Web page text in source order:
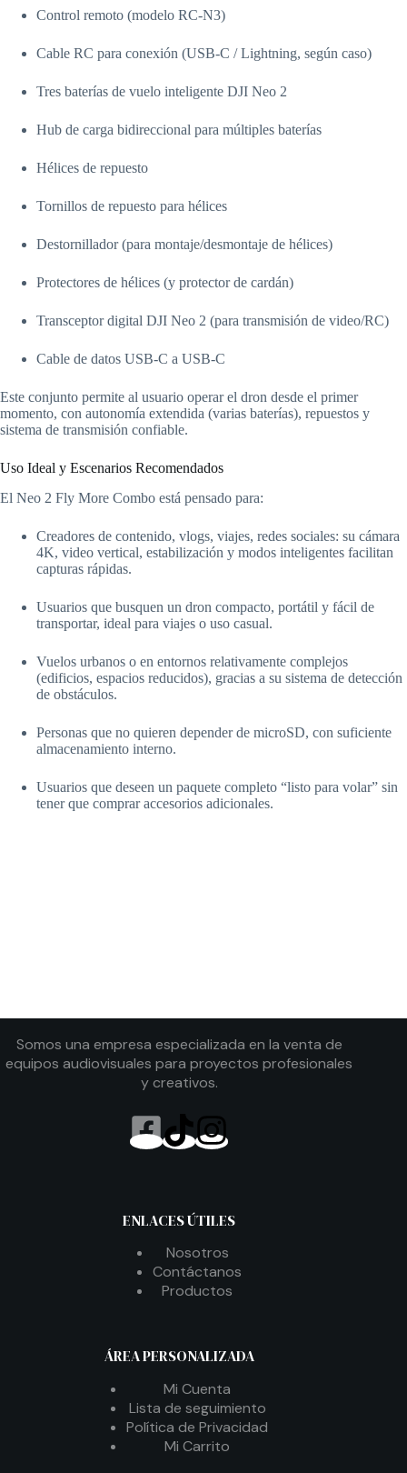
Control remoto (modelo RC-N3)
Cable RC para conexión (USB-C / Lightning, según caso)
Tres baterías de vuelo inteligente DJI Neo 2
Hub de carga bidireccional para múltiples baterías
Hélices de repuesto
Tornillos de repuesto para hélices
Destornillador (para montaje/desmontaje de hélices)
Protectores de hélices (y protector de cardán)
Transceptor digital DJI Neo 2 (para transmisión de video/RC)
Cable de datos USB-C a USB-C
Este conjunto permite al usuario operar el dron desde el primer
momento, con autonomía extendida (varias baterías), repuestos y
sistema de transmisión confiable.
Uso Ideal y Escenarios Recomendados
El Neo 2 Fly More Combo está pensado para:
Creadores de contenido, vlogs, viajes, redes sociales: su cámara
4K, video vertical, estabilización y modos inteligentes facilitan
capturas rápidas.
Usuarios que busquen un dron compacto, portátil y fácil de
transportar, ideal para viajes o uso casual.
Vuelos urbanos o en entornos relativamente complejos
(edificios, espacios reducidos), gracias a su sistema de detección
de obstáculos.
Personas que no quieren depender de microSD, con suficiente
almacenamiento interno.
Usuarios que deseen un paquete completo “listo para volar” sin
tener que comprar accesorios adicionales.
Somos una empresa especializada en la venta de
equipos audiovisuales para proyectos profesionales
y creativos.
ENLACES ÚTILES
Nosotros
Contáctanos
Productos
ÁREA PERSONALIZADA
Mi Cuenta
Lista de seguimiento
Política de Privacidad
Mi Carrito